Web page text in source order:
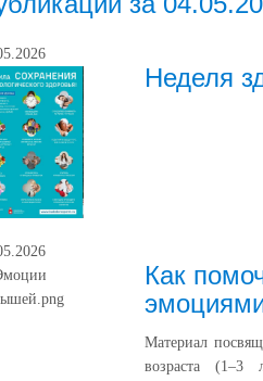
Неделя
Как
Материал
возраста (1–3